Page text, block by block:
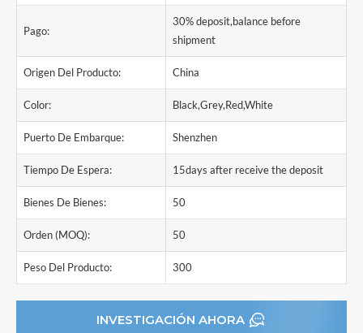
Pago:
30% deposit,balance before
shipment
Origen Del Producto: China
Color: Black,Grey,Red,White
Puerto De Embarque: Shenzhen
Tiempo De Espera: 15days after receive the deposit
Bienes De Bienes: 50
Orden (MOQ): 50
Peso Del Producto: 300
INVESTIGACIÓN AHORA